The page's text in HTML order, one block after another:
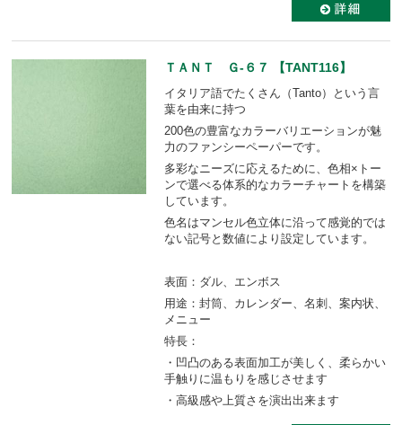
ＴＡＮＴ Ｇ-６７ 【TANT116】
イタリア語でたくさん（Tanto）という言
葉を由来に持つ
200色の豊富なカラーバリエーションが魅
力のファンシーペーパーです。
多彩なニーズに応えるために、色相×トー
ンで選べる体系的なカラーチャートを構築
しています。
色名はマンセル色立体に沿って感覚的では
ない記号と数値により設定しています。
表面：ダル、エンボス
用途：封筒、カレンダー、名刺、案内状、
メニュー
特長：
・凹凸のある表面加工が美しく、柔らかい
手触りに温もりを感じさせます
・高級感や上質さを演出出来ます